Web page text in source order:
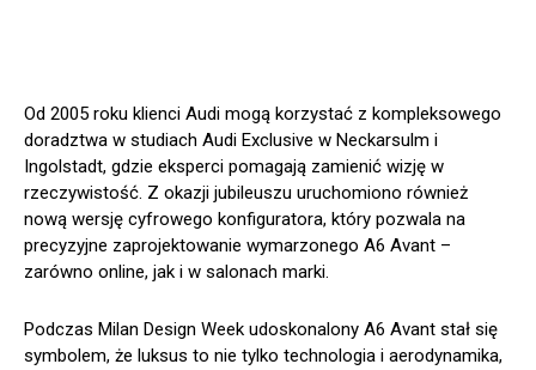
Od 2005 roku klienci Audi mogą korzystać z kompleksowego
doradztwa w studiach Audi Exclusive w Neckarsulm i
Ingolstadt, gdzie eksperci pomagają zamienić wizję w
rzeczywistość. Z okazji jubileuszu uruchomiono również
nową wersję cyfrowego konfiguratora, który pozwala na
precyzyjne zaprojektowanie wymarzonego A6 Avant –
zarówno online, jak i w salonach marki.
Podczas Milan Design Week udoskonalony A6 Avant stał się
symbolem, że luksus to nie tylko technologia i aerodynamika,